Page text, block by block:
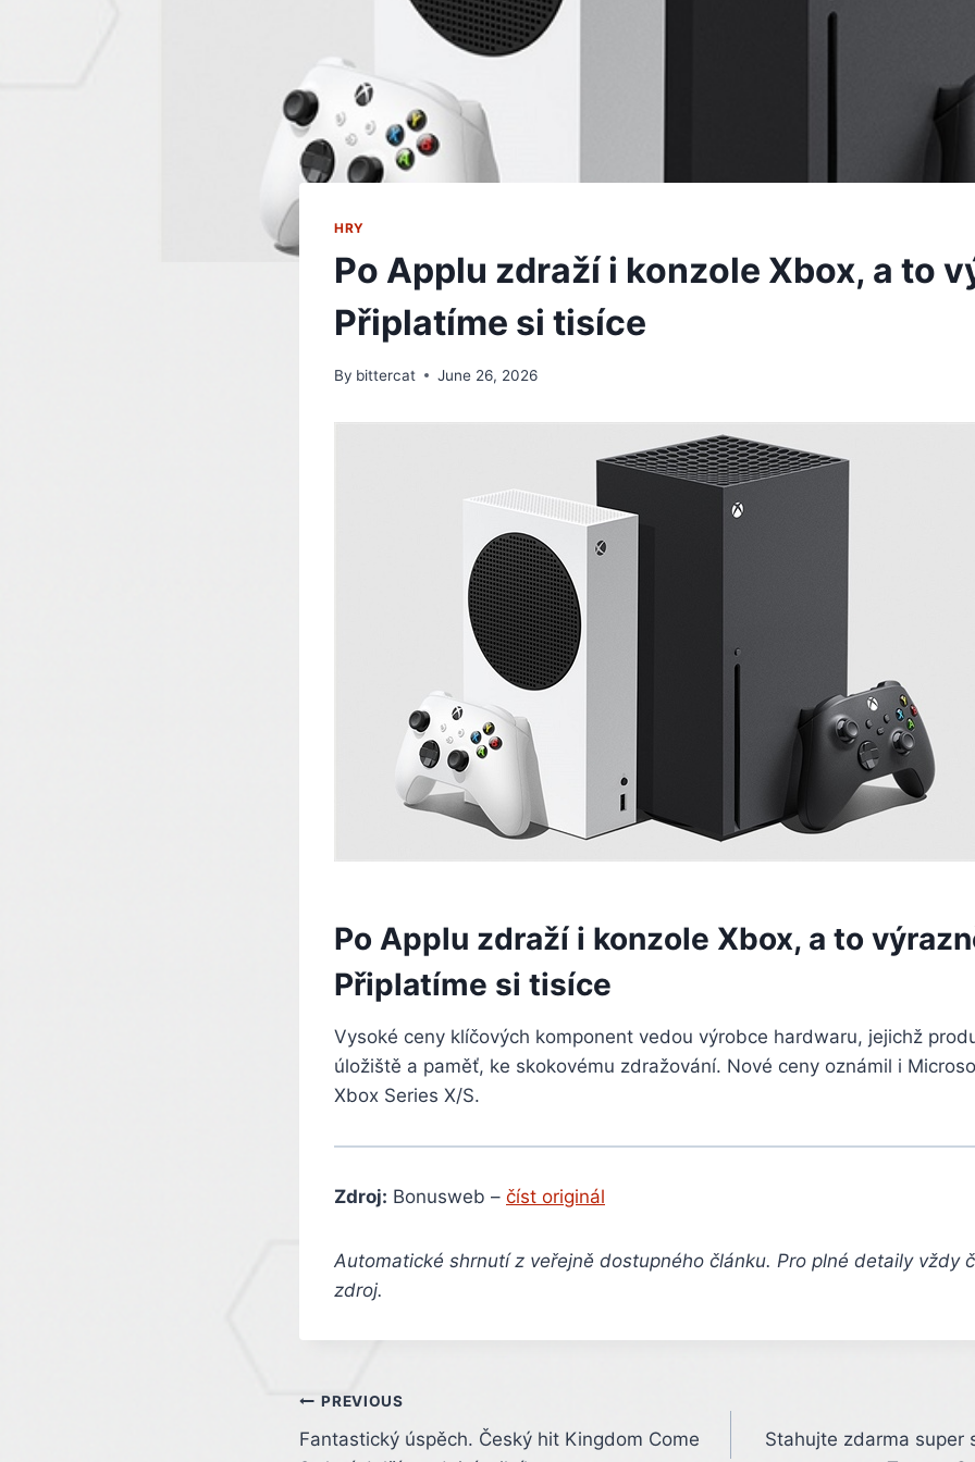
HRY
Po Applu zdraží i konzole Xbox, a to
Připlatíme si tisíce
By bittercat June 26, 2026
Po Applu zdraží i konzole Xbox, a to
Připlatíme si tisíce
Vysoké ceny klíčových komponent vedou výrobce hardwaru, jejichž
úložiště a paměť, ke skokovému zdražování. Nové ceny oznámil i
Xbox Series X/S.
Zdroj: Bonusweb – číst originál
Automatické shrnutí z veřejně dostupného článku. Pro plné detaily vždy
zdroj.
Post
navigation
PREVIOUS
Fantastický úspěch. Český hit Kingdom Come
Stahujte zdarma super